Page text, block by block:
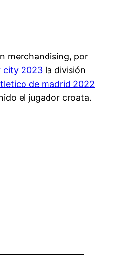
merchandising, por
city 2023 la división
de madrid 2022
el jugador croata.